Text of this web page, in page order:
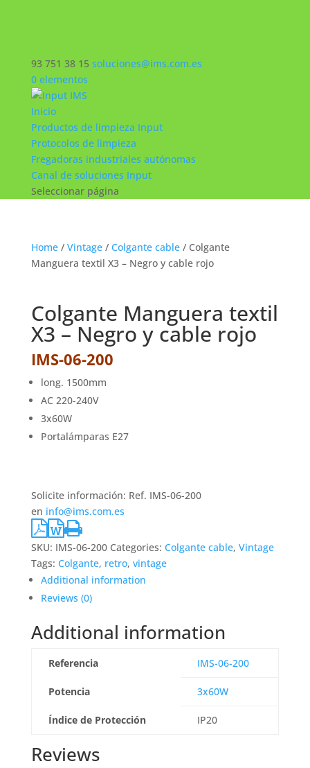
93 751 38 15 soluciones@ims.com.es
0 elementos
Inicio
Productos de limpieza Input
Protocolos de limpieza
Fregadoras industriales autónomas
Canal de soluciones Input
Seleccionar página
Home/ Vintage/ Colgante cable/ Colgante
Manguera textil X3 – Negro y cable rojo
Colgante Manguera textil
X3 – Negro y cable rojo
IMS-06-200
long. 1500mm
AC 220-240V
3x60W
Portalámparas E27
Solicite información: Ref. IMS-06-200
en info@ims.com.es
SKU: IMS-06-200 Categories: Colgante cable, Vintage
Tags: Colgante, retro, vintage
Additional information
Reviews (0)
Additional information
Referencia IMS-06-200
Potencia 3x60W
Índice de Protección IP20
Reviews